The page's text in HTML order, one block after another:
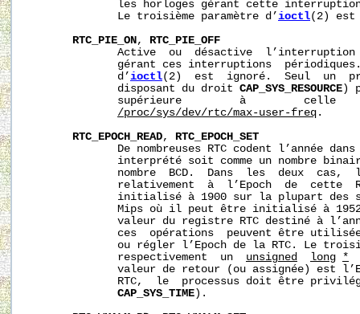
les horloges gérant cette
              Le troisième paramètre d’
ioctl(2) est
RTC_PIE_ON, RTC_PIE_OFF
Active  ou  désactive
gérant ces interruptions
              d’
ioctl(2)  est  ignoré.  Seul  un
              disposant du droit
CAP_SYS_RESOURCE )
supérieure         à         celle
/proc/sys/dev/rtc/max-user-freq .
RTC_EPOCH_READ, RTC_EPOCH_SET
De nombreuses RTC codent l’année
interprété soit comme un nombre
nombre  BCD.  Dans  les  deux  cas,
relativement  à  l’Epoch  de  cette
initialisé à 1900 sur la plupart des
Mips où il peut être initialisé à
valeur du registre RTC destiné à
ces  opérations  peuvent être
ou régler l’Epoch de la RTC. Le
              respectivement  un
unsigned long *
valeur de retour (ou assignée) est
RTC,  le  processus doit être
CAP_SYS_TIME ).